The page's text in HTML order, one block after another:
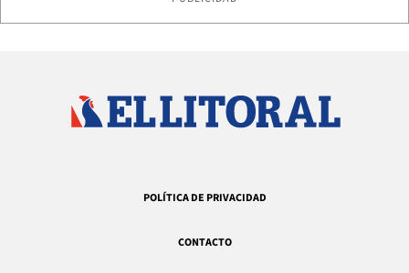
POLÍTICA DE PRIVACIDAD
CONTACTO